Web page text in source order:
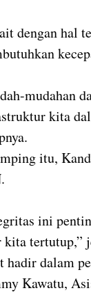
dengan hal
mudahan
kita
itu,
ini
tertutup,”
hadir dalam
Kawatu,